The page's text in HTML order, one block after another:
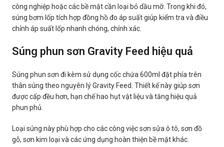
công nghiệp hoặc các bề mặt cần loại bỏ dầu mỡ. Trong khi đó,
súng bơm lốp tích hợp đồng hồ đo áp suất giúp kiểm tra và điều
chỉnh áp suất lốp nhanh chóng, chính xác.
Súng phun sơn Gravity Feed hiệu quả
Súng phun sơn đi kèm sử dụng cốc chứa 600ml đặt phía trên
thân súng theo nguyên lý Gravity Feed. Thiết kế này giúp sơn
được cấp đều hơn, hạn chế hao hụt vật liệu và tăng hiệu quả
phun phủ.
Loại súng này phù hợp cho các công việc sơn sửa ô tô, sơn đồ
gỗ, sơn kim loại và các ứng dụng hoàn thiện bề mặt khác.